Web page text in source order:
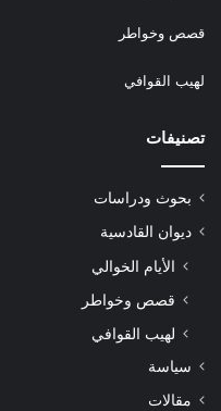
قصص وخواطر
لهيب القوافي
تصنيفات
بحوث ودراسات
ديوان القادسية
الأيام الخوالي
قصص وخواطر
لهيب القوافي
سياسة
مقالات